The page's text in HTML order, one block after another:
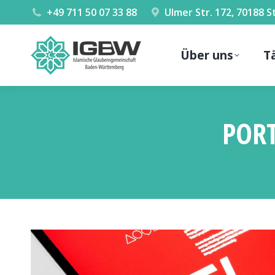
+49 711 50 07 33 88 Ulmer Str. 172, 70188
Über uns